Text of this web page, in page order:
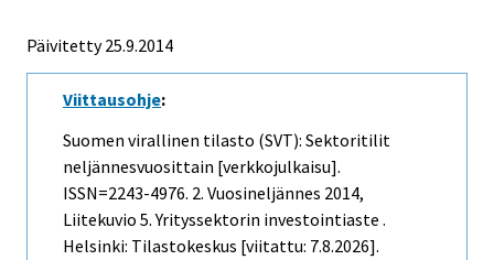
Päivitetty 25.9.2014
Viittausohje:
Suomen virallinen tilasto (SVT): Sektoritilit
neljännesvuosittain [verkkojulkaisu].
ISSN=2243-4976. 2. Vuosineljännes 2014,
Liitekuvio 5. Yrityssektorin investointiaste .
Helsinki: Tilastokeskus [viitattu: 7.8.2026].